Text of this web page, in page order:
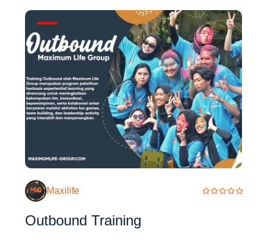
Maxilife
Outbound Training